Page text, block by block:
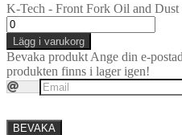
K-Tech - Front Fork Oil and
Lägg i varukorg
Bevaka produkt Ange din e-
produkten finns i lager igen!
BEVAKA